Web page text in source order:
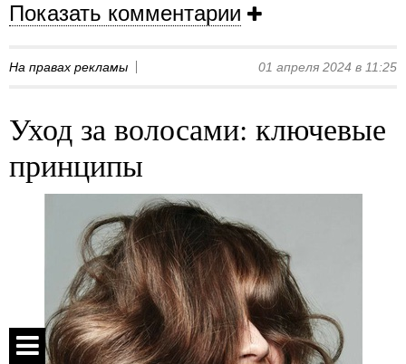
Показать комментарии
На правах рекламы 01 апреля 2024 в 11:25
Уход за волосами: ключевые
принципы